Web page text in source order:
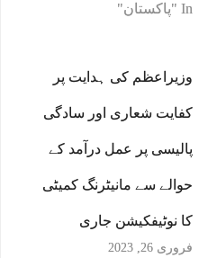
In "پاکستان"
وزیراعظم کی ہدایت پر
کفایت شعاری اور سادگی
پالیسی پر عمل درآمد کے
حوالے سے مانیٹرنگ کمیٹی
کا نوٹیفکیشن جاری
فروری 26, 2023